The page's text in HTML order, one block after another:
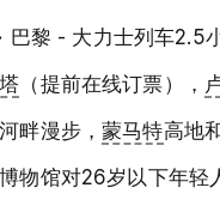
巴黎 - 大力士列车2.5
（提前在线订票），
畔漫步，蒙马特高地
物馆对26岁以下年轻